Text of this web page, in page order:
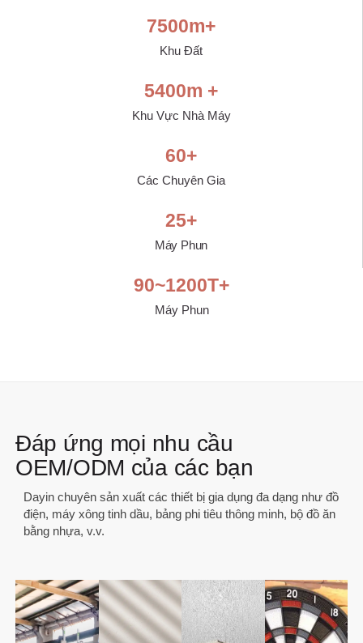
Khu Đất
7500m+
Khu Vực Nhà Máy
5400m +
Các Chuyên Gia
60+
Máy Phun
25+
Máy Phun
90~1200T+
Đáp ứng mọi nhu cầu
OEM/ODM của các bạn
Dayin chuyên sản xuất các thiết bị gia dụng đa dạng như đồ
điện, máy xông tinh dầu, bảng phi tiêu thông minh, bộ đồ ăn
bằng nhựa, v.v.